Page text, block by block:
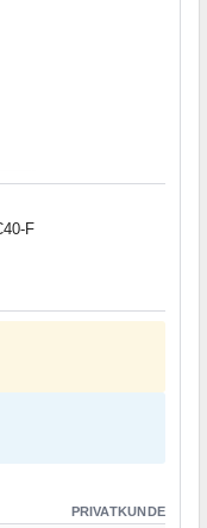
F
PRIVATKUNDE